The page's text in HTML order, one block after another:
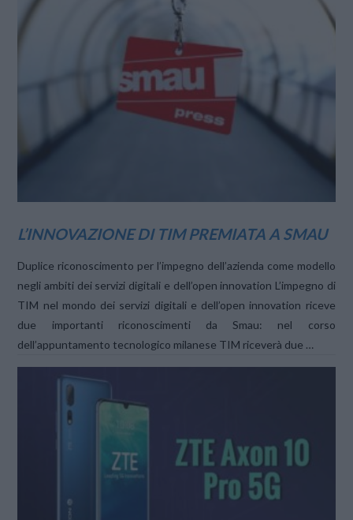
VIEW POST
L’INNOVAZIONE DI TIM PREMIATA A SMAU
Duplice riconoscimento per l’impegno dell’azienda come modello
negli ambiti dei servizi digitali e dell’open innovation L’impegno di
TIM nel mondo dei servizi digitali e dell’open innovation riceve
due importanti riconoscimenti da Smau: nel corso
dell’appuntamento tecnologico milanese TIM riceverà due …